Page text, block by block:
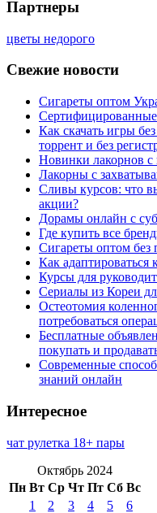
Партнеры
цветы недорого
Свежие новости
Сигареты оптом
Как скачать игры
торрент и без
Новинки лакорнов с
Лакорны с
Сливы курсов: что
акции?
Дорамы онлайн с
Где купить все
Сигареты оптом без
Как
Курсы для
Сериалы из Кореи
Остеотомия
потребоваться
Бесплатные
покупать и
Современные
знаний онлайн
Интересное
чат рулетка 18+ пары
Октябрь 2024
Пн Вт Ср Чт Пт Сб Вс
1 2 3 4 5
6